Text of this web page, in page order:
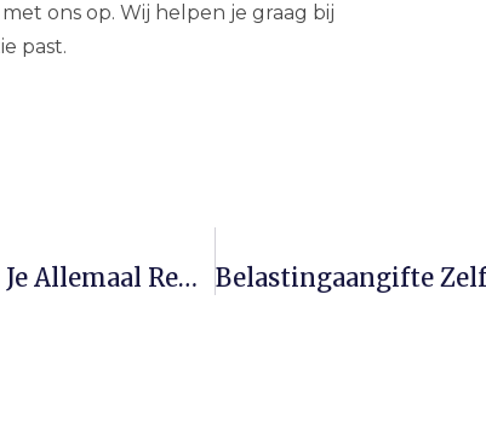
ons op. Wij helpen je graag bij
past.
Maandlasten Bij Een Koopwoning: Waar Je Allemaal Rekening Mee Moet Houden